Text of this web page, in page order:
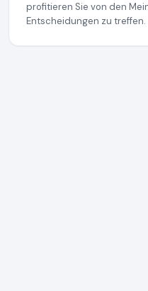
profitieren Sie von den
Entscheidungen zu treffen.